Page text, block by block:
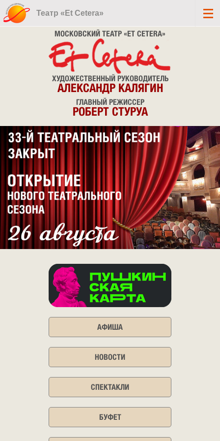
Театр «Et Cetera»
МОСКОВСКИЙ ТЕАТР «ET CETERA»
ХУДОЖЕСТВЕННЫЙ РУКОВОДИТЕЛЬ
АЛЕКСАНДР КАЛЯГИН
ГЛАВНЫЙ РЕЖИССЕР
РОБЕРТ СТУРУА
АФИША
НОВОСТИ
СПЕКТАКЛИ
БУФЕТ